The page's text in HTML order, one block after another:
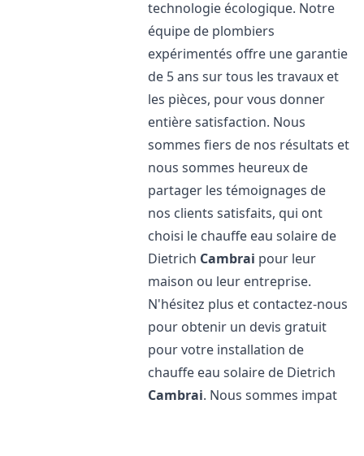
technologie écologique. Notre
équipe de plombiers
expérimentés offre une garantie
de 5 ans sur tous les travaux et
les pièces, pour vous donner
entière satisfaction. Nous
sommes fiers de nos résultats et
nous sommes heureux de
partager les témoignages de
nos clients satisfaits, qui ont
choisi le chauffe eau solaire de
Dietrich Cambrai pour leur
maison ou leur entreprise.
N'hésitez plus et contactez-nous
pour obtenir un devis gratuit
pour votre installation de
chauffe eau solaire de Dietrich
Cambrai. Nous sommes impat